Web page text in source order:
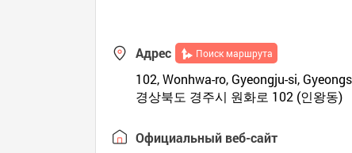
Адрес Поиск маршрута
102, Wonhwa-ro, Gyeongju-si,
경상북도 경주시 원화로 102 (인왕동)
Официальный веб-сайт